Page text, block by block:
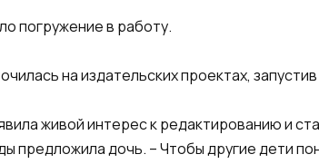
погружение в работу.
на издательских проектах,
живой интерес к редактированию и
предложила дочь. – Чтобы другие дети